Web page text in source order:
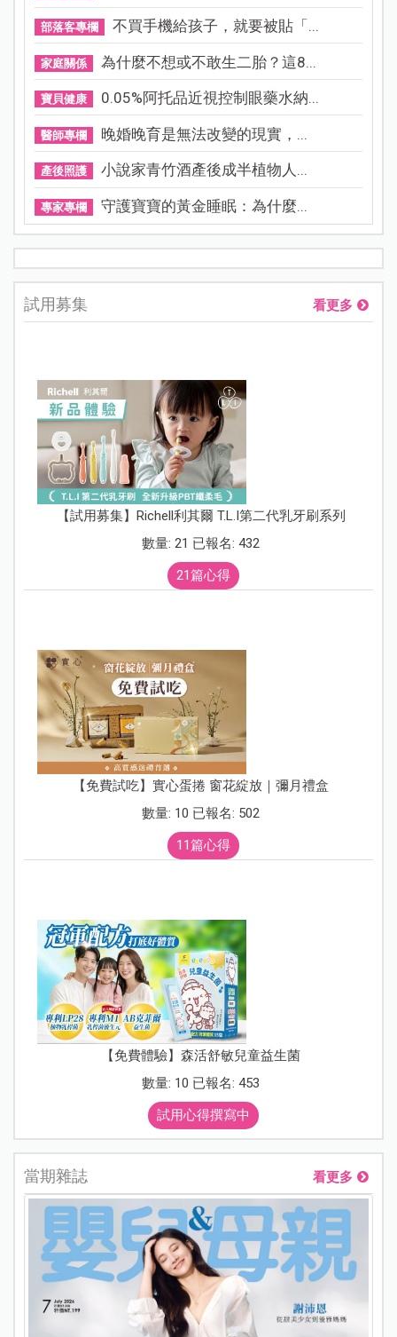
部落客專欄 不買手機給孩子，就要被貼「...
家庭關係 為什麼不想或不敢生二胎？這8...
寶貝健康 0.05%阿托品近視控制眼藥水納...
醫師專欄 晚婚晚育是無法改變的現實，...
產後照護 小說家青竹酒產後成半植物人...
專家專欄 守護寶寶的黃金睡眠：為什麼...
試用募集 看更多
【試用募集】Richell利其爾 T.L.I第二代乳牙刷系列
數量: 21 已報名: 432
21篇心得
【免費試吃】實心蛋捲 窗花綻放｜彌月禮盒
數量: 10 已報名: 502
11篇心得
【免費體驗】森活舒敏兒童益生菌
數量: 10 已報名: 453
試用心得撰寫中
當期雜誌 看更多